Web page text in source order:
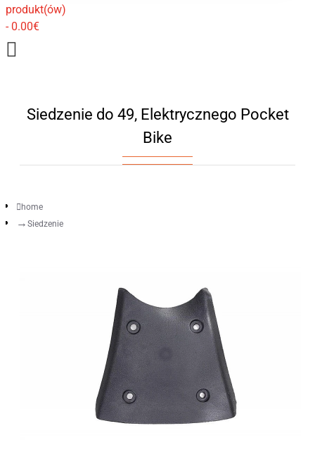
produkt(ów)
- 0.00€
Siedzenie do 49, Elektrycznego Pocket
Bike
home
Siedzenie